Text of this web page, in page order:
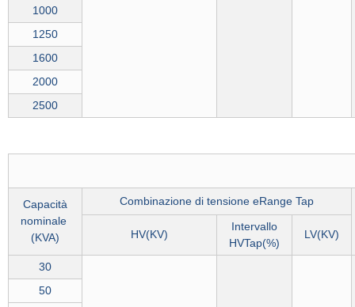
1000
1250
1600
2000
2500
Capacità
nominale
(KVA)
Combinazione di tensione eRange Tap
HV(KV)
Intervallo
HVTap(%)
LV(KV)
30
50